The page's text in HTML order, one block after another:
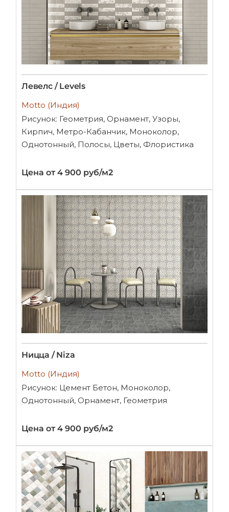
Левелс / Levels
Motto (Индия)
Рисунок: Геометрия, Орнамент, Узоры,
Кирпич, Метро-Кабанчик, Моноколор,
Однотонный, Полосы, Цветы, Флористика
Цена от 4 900 руб/м2
Ницца / Niza
Motto (Индия)
Рисунок: Цемент Бетон, Моноколор,
Однотонный, Орнамент, Геометрия
Цена от 4 900 руб/м2